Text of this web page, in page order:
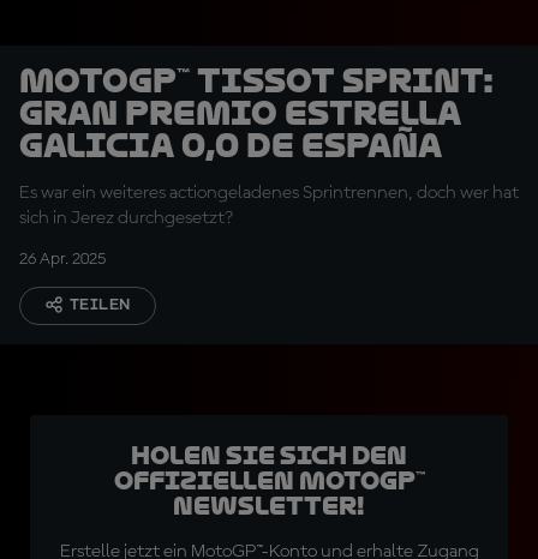
MotoGP™ Tissot Sprint:
Gran Premio Estrella
Galicia 0,0 de España
Es war ein weiteres actiongeladenes Sprintrennen, doch wer hat
sich in Jerez durchgesetzt?
26 Apr. 2025
TEILEN
Holen Sie sich den
offiziellen MotoGP™
Newsletter!
Erstelle jetzt ein MotoGP™-Konto und erhalte Zugang